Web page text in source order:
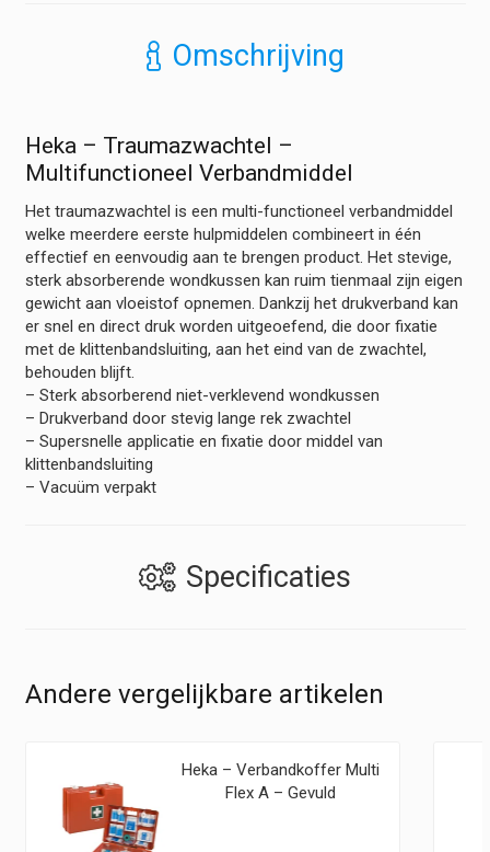
Omschrijving
Heka – Traumazwachtel –
Multifunctioneel Verbandmiddel
Het traumazwachtel is een multi-functioneel verbandmiddel
welke meerdere eerste hulpmiddelen combineert in één
effectief en eenvoudig aan te brengen product. Het stevige,
sterk absorberende wondkussen kan ruim tienmaal zijn eigen
gewicht aan vloeistof opnemen. Dankzij het drukverband kan
er snel en direct druk worden uitgeoefend, die door fixatie
met de klittenbandsluiting, aan het eind van de zwachtel,
behouden blijft.
– Sterk absorberend niet-verklevend wondkussen
– Drukverband door stevig lange rek zwachtel
– Supersnelle applicatie en fixatie door middel van
klittenbandsluiting
– Vacuüm verpakt
Specificaties
Andere vergelijkbare artikelen
Heka – Verbandkoffer Multi
Flex A – Gevuld